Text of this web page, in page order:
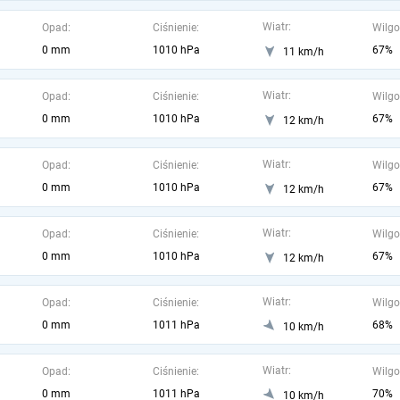
Opad:
0 mm
Ciśnienie:
1010 hPa
Wiatr:
11 km/h
67%
Opad:
0 mm
Ciśnienie:
1010 hPa
Wiatr:
12 km/h
67%
Opad:
0 mm
Ciśnienie:
1010 hPa
Wiatr:
12 km/h
67%
Opad:
0 mm
Ciśnienie:
1010 hPa
Wiatr:
12 km/h
67%
Opad:
0 mm
Ciśnienie:
1011 hPa
Wiatr:
10 km/h
68%
Opad:
0 mm
Ciśnienie:
1011 hPa
Wiatr:
10 km/h
70%